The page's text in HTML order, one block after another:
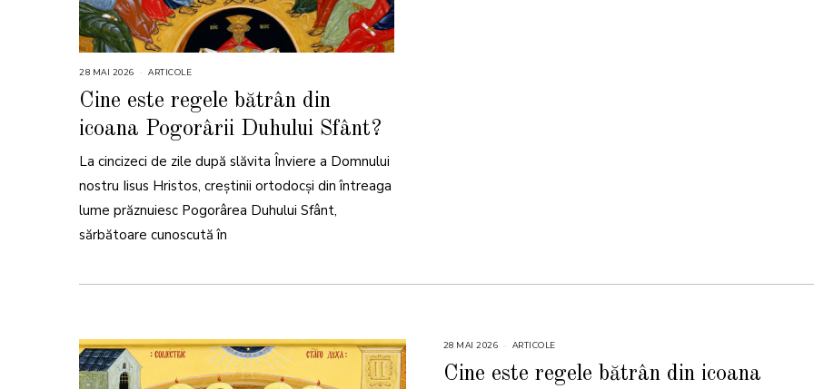
28 MAI 2026
A
2
0
6
ARTICOLE
Cine este regele bătrân din
icoana Pogorârii Duhului Sfânt?
La cincizeci de zile după slăvita Înviere a Domnului
nostru Iisus Hristos, creștinii ortodocși din întreaga
lume prăznuiesc Pogorârea Duhului Sfânt,
sărbătoare cunoscută în
28 MAI 2026
A
ARTICOLE
Cine este regele bătrân din icoana